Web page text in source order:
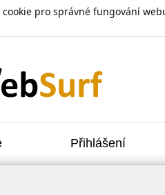
pro správné fungování
Přihlášení